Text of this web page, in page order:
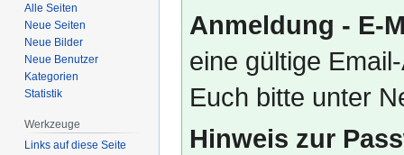
Anmeldung - E-
eine gültige
Euch bitte unter
Hinweis zur
Alle Seiten
Neue Seiten
Neue Bilder
Neue Benutzer
Kategorien
Statistik
Werkzeuge
Links auf diese Seite